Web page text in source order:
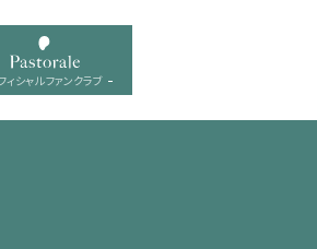
ィシャル ファンクラブ